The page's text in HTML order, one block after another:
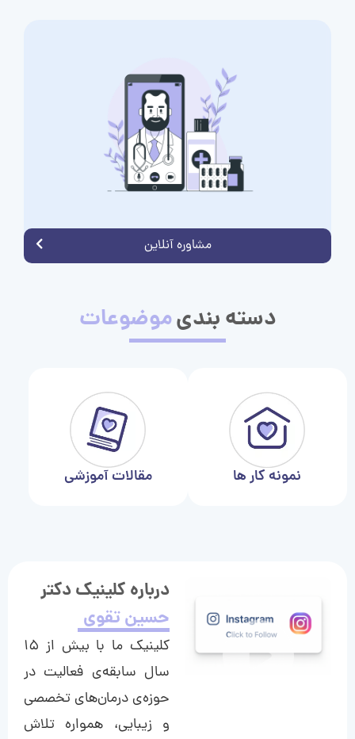
مشاوره آنلاین
دسته بندیموضوعات
نمونه کار ها مقالات آموزشی
درباره کلینیک دکتر
حسین تقوی
کلینیک ما با بیش از ۱۵
سال سابقه‌ی فعالیت در
حوزه‌ی درمان‌های تخصصی
و زیبایی، همواره تلاش